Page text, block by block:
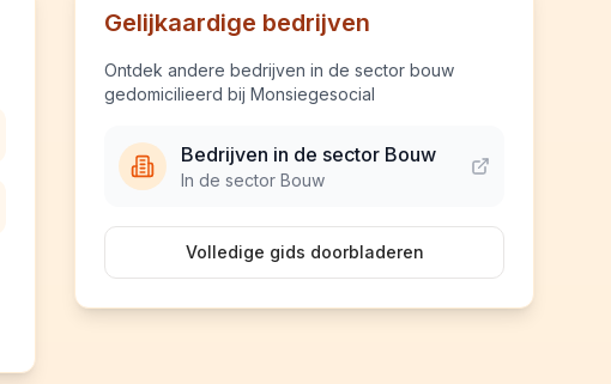
Gelijkaardige bedrijven
Ontdek andere bedrijven in de sector bouw
gedomicilieerd bij Monsiegesocial
Bedrijven in de sector Bouw
In de sector Bouw
Volledige gids doorbladeren